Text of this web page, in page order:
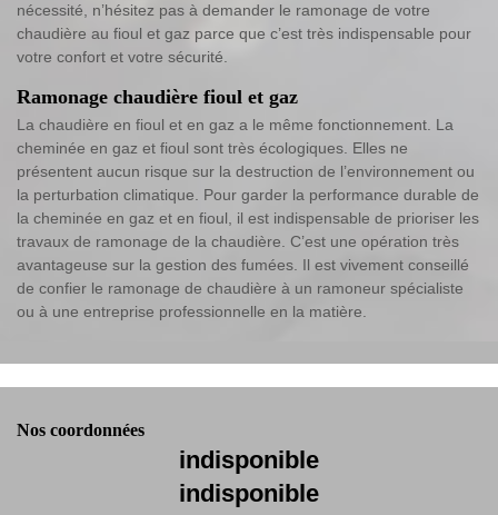
nécessité, n’hésitez pas à demander le ramonage de votre
chaudière au fioul et gaz parce que c’est très indispensable pour
votre confort et votre sécurité.
Ramonage chaudière fioul et gaz
La chaudière en fioul et en gaz a le même fonctionnement. La
cheminée en gaz et fioul sont très écologiques. Elles ne
présentent aucun risque sur la destruction de l’environnement ou
la perturbation climatique. Pour garder la performance durable de
la cheminée en gaz et en fioul, il est indispensable de prioriser les
travaux de ramonage de la chaudière. C’est une opération très
avantageuse sur la gestion des fumées. Il est vivement conseillé
de confier le ramonage de chaudière à un ramoneur spécialiste
ou à une entreprise professionnelle en la matière.
Nos coordonnées
indisponible
indisponible